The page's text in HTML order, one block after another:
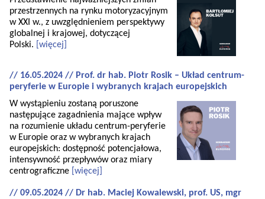
przestrzennych na rynku motoryzacyjnym
w XXI w., z uwzględnieniem perspektywy
globalnej i krajowej, dotyczącej
Polski.
[więcej]
// 16.05.2024 // Prof. dr hab. Piotr Rosik – Układ centrum-
peryferie w Europie i wybranych krajach europejskich
W wystąpieniu zostaną poruszone
następujące zagadnienia mające wpływ
na rozumienie układu centrum-peryferie
w Europie oraz w wybranych krajach
europejskich: dostępność potencjałowa,
intensywność przepływów oraz miary
centrograficzne [więcej]
// 09.05.2024 // Dr hab. Maciej Kowalewski, prof. US, mgr